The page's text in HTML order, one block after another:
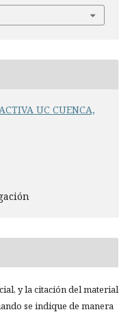
UC CUENCA,
y la citación del material
se indique de manera